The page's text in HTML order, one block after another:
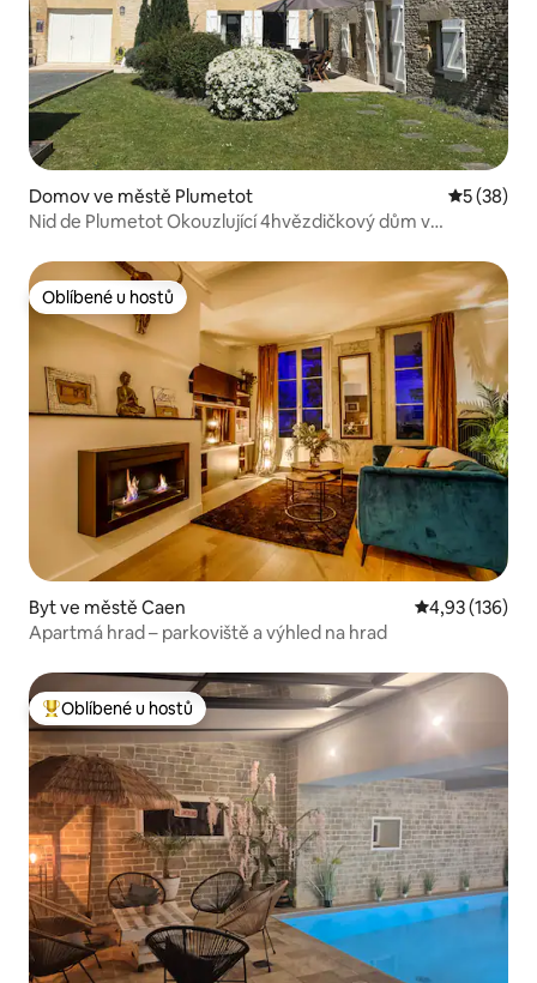
Domov ve městě Plumetot Průměrné
5 (38)
Nid de Plumetot Okouzlující 4hvězdičkový dům v
Oblíbené u hostů
Oblíbené u hostů
Byt ve městě Caen Průměrné
4,93 (136)
Apartmá hrad – parkoviště a výhled na hrad
Nejlepší v kategorii Oblíbené u hostů
Oblíbené u hostů